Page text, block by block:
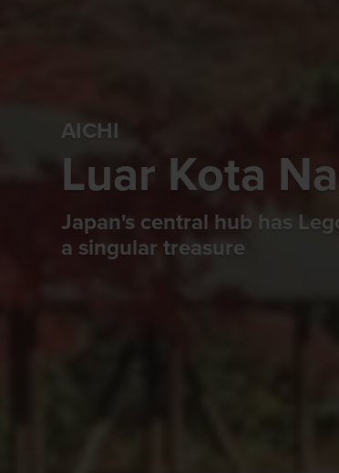
AICHI
Luar Kota
Japan's central hub has
a singular treasure